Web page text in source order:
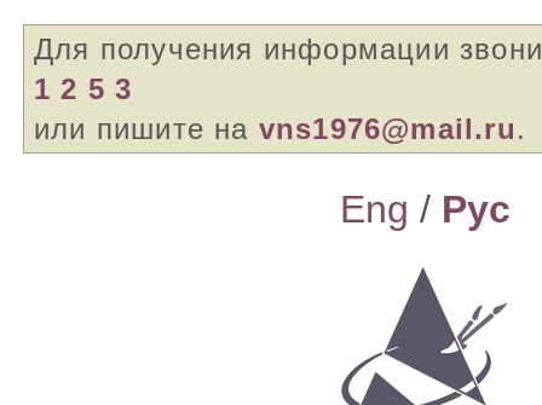
Для получения информации
1 2 5 3
или пишите на vns1976@mail.ru.
Eng / Pyc